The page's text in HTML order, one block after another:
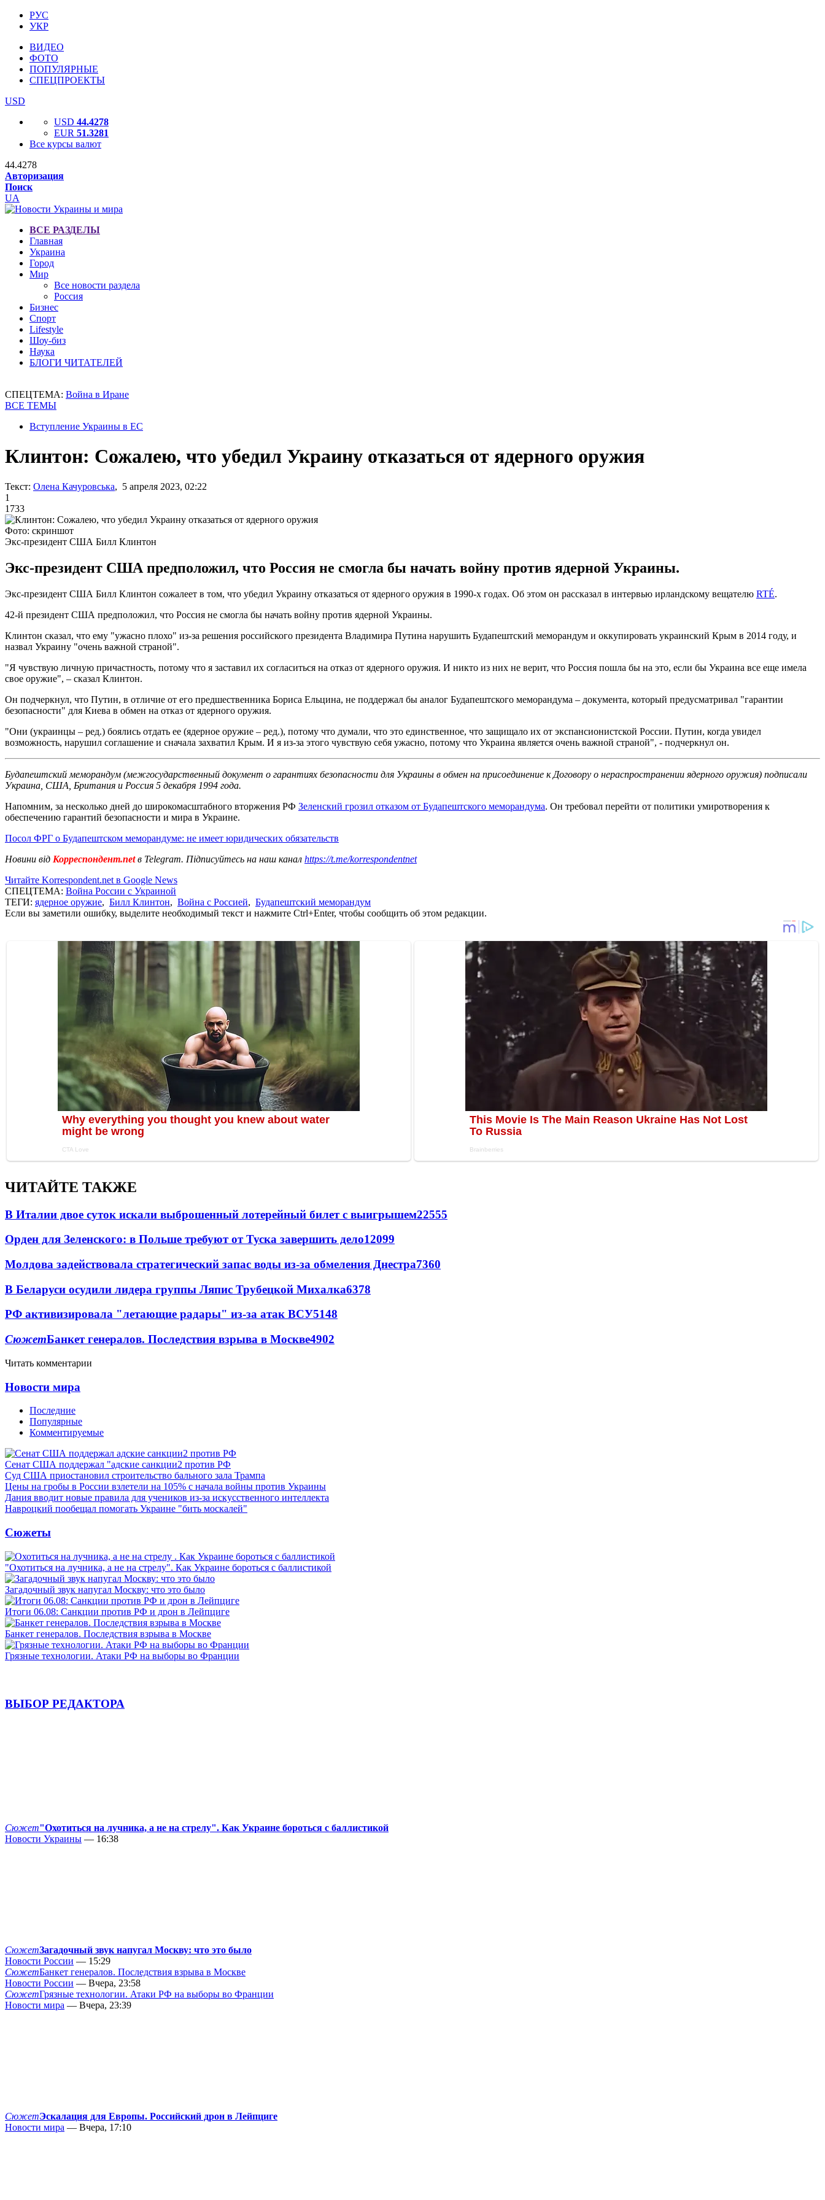
РУС
УКР
ВИДЕО
ФОТО
ПОПУЛЯРНЫЕ
СПЕЦПРОЕКТЫ
USD
USD 44.4278
EUR 51.3281
Все курсы валют
44.4278
Авторизация
Поиск
UA
ВСЕ РАЗДЕЛЫ
Главная
Украина
Город
Мир
Все новости раздела
Россия
Бизнес
Спорт
Lifestyle
Шоу-биз
Наука
БЛОГИ ЧИТАТЕЛЕЙ
СПЕЦТЕМА: Война в Иране
ВСЕ ТЕМЫ
Вступление Украины в ЕС
Клинтон: Сожалею, что убедил Украину отказаться от ядерного оружия
Текст: Олена Качуровська, 5 апреля 2023, 02:22
1
1733
Фото: скриншот
Экс-президент США Билл Клинтон
Экс-президент США предположил, что Россия не смогла бы начать войну против ядерной Украины.
Экс-президент США Билл Клинтон сожалеет в том, что убедил Украину отказаться от ядерного оружия в 1990-х годах. Об этом он рассказал в интервью ирландскому вещателю RTÉ.
42-й президент США предположил, что Россия не смогла бы начать войну против ядерной Украины.
Клинтон сказал, что ему "ужасно плохо" из-за решения российского президента Владимира Путина нарушить Будапештский меморандум и оккупировать украинский Крым в 2014 году, и
назвал Украину "очень важной страной".
"Я чувствую личную причастность, потому что я заставил их согласиться на отказ от ядерного оружия. И никто из них не верит, что Россия пошла бы на это, если бы Украина все еще имела
свое оружие", – сказал Клинтон.
Он подчеркнул, что Путин, в отличие от его предшественника Бориса Ельцина, не поддержал бы аналог Будапештского меморандума – документа, который предусматривал "гарантии
безопасности" для Киева в обмен на отказ от ядерного оружия.
"Они (украинцы – ред.) боялись отдать ее (ядерное оружие – ред.), потому что думали, что это единственное, что защищало их от экспансионистской России. Путин, когда увидел
возможность, нарушил соглашение и сначала захватил Крым. И я из-за этого чувствую себя ужасно, потому что Украина является очень важной страной", - подчеркнул он.
Будапештский меморандум (межгосударственный документ о гарантиях безопасности для Украины в обмен на присоединение к Договору о нераспространении ядерного оружия) подписали
Украина, США, Британия и Россия 5 декабря 1994 года.
Напомним, за несколько дней до широкомасштабного вторжения РФ Зеленский грозил отказом от Будапештского меморандума. Он требовал перейти от политики умиротворения к
обеспечению гарантий безопасности и мира в Украине.
Посол ФРГ о Будапештском меморандуме: не имеет юридических обязательств
Новини від Корреспондент.netв Telegram. Підписуйтесь на наш канал https://t.me/korrespondentnet
Читайте Korrespondent.net в Google News
СПЕЦТЕМА: Война России с Украиной
ТЕГИ: ядерное оружие, Билл Клинтон, Война с Россией, Будапештский меморандум
Если вы заметили ошибку, выделите необходимый текст и нажмите Ctrl+Enter, чтобы сообщить об этом редакции.
ЧИТАЙТЕ ТАКЖЕ
В Италии двое суток искали выброшенный лотерейный билет с выигрышем22555
Орден для Зеленского: в Польше требуют от Туска завершить дело12099
Молдова задействовала стратегический запас воды из-за обмеления Днестра7360
В Беларуси осудили лидера группы Ляпис Трубецкой Михалка6378
РФ активизировала "летающие радары" из-за атак ВСУ5148
СюжетБанкет генералов. Последствия взрыва в Москве4902
Читать комментарии
Новости мира
Последние
Популярные
Комментируемые
Сенат США поддержал "адские санкции2 против РФ
Суд США приостановил строительство бального зала Трампа
Цены на гробы в России взлетели на 105% с начала войны против Украины
Дания вводит новые правила для учеников из-за искусственного интеллекта
Навроцкий пообещал помогать Украине "бить москалей"
Сюжеты
"Охотиться на лучника, а не на стрелу". Как Украине бороться с баллистикой
Загадочный звук напугал Москву: что это было
Итоги 06.08: Санкции против РФ и дрон в Лейпциге
Банкет генералов. Последствия взрыва в Москве
Грязные технологии. Атаки РФ на выборы во Франции
ВЫБОР РЕДАКТОРА
Сюжет"Охотиться на лучника, а не на стрелу". Как Украине бороться с баллистикой
Новости Украины — 16:38
СюжетЗагадочный звук напугал Москву: что это было
Новости России — 15:29
СюжетБанкет генералов. Последствия взрыва в Москве
Новости России — Вчера, 23:58
СюжетГрязные технологии. Атаки РФ на выборы во Франции
Новости мира — Вчера, 23:39
СюжетЭскалация для Европы. Российский дрон в Лейпциге
Новости мира — Вчера, 17:10